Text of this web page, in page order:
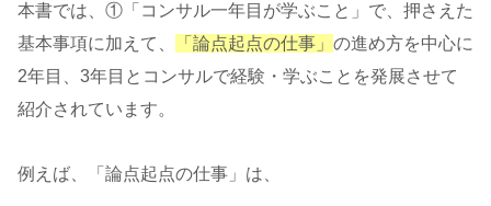
本書では、①「コンサル一年目が学ぶこと」で、押さえた
基本事項に加えて、
「論点起点の仕事」 の進め方を中心に
2年目、3年目とコンサルで経験・学ぶことを発展させて
紹介されています。
例えば、「論点起点の仕事」は、